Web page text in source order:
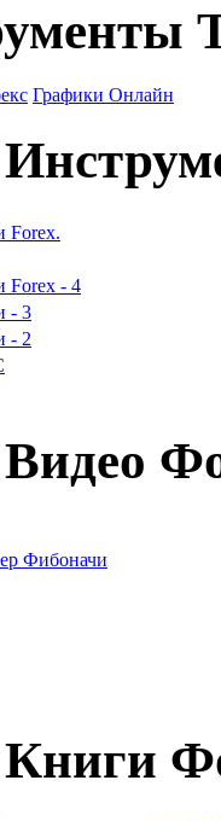
Графики Онлайн
Forex.
Forex - 4
- 3
- 2
Фибоначи